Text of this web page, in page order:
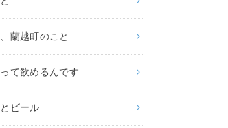
蘭越町のこと
て飲めるんです
ビール